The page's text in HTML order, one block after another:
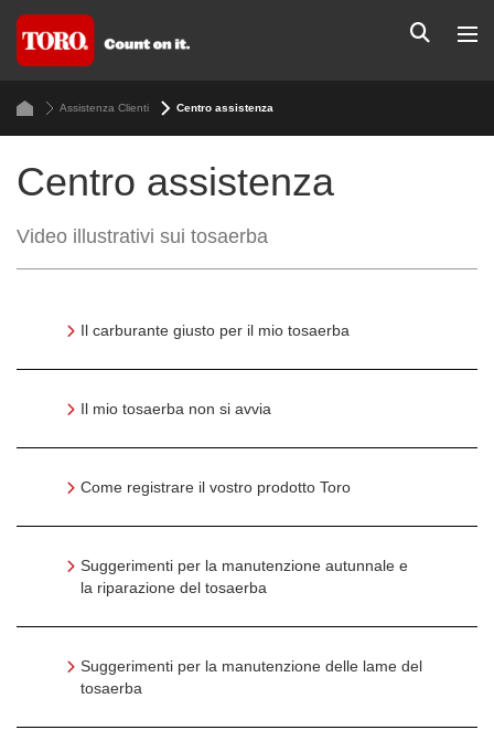
Assistenza Clienti Centro assistenza
Centro assistenza
Video illustrativi sui tosaerba
Il carburante giusto per il mio tosaerba
Il mio tosaerba non si avvia
Come registrare il vostro prodotto Toro
Suggerimenti per la manutenzione autunnale e
la riparazione del tosaerba
Suggerimenti per la manutenzione delle lame del
tosaerba